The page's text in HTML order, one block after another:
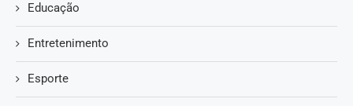
Educação
Entretenimento
Esporte